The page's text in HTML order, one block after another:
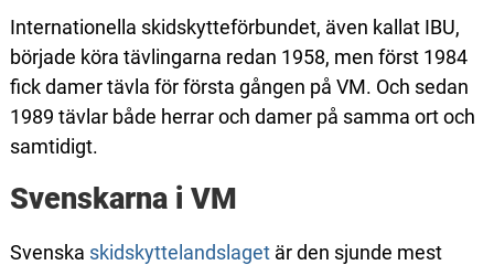
Internationella skidskytteförbundet, även kallat IBU,
började köra tävlingarna redan 1958, men först 1984
fick damer tävla för första gången på VM. Och sedan
1989 tävlar både herrar och damer på samma ort och
samtidigt.
Svenskarna i VM
Svenska skidskyttelandslagetär den sjunde mest